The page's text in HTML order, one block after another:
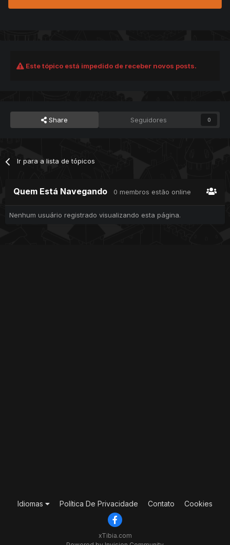
Este tópico está impedido de receber novos posts.
Share Seguidores 0
Ir para a lista de tópicos
Quem Está Navegando 0 membros estão online
Nenhum usuário registrado visualizando esta página.
Idiomas Política De Privacidade Contato Cookies
xTibia.com